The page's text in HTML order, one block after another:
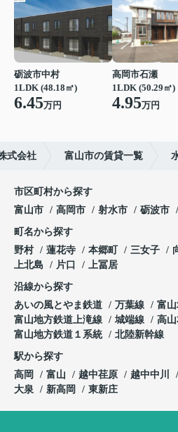
砺波市中村
1LDK (48.18㎡)
6.45万円
高岡市石瀬
1LDK (50.29㎡)
4.95万円
式会社 富山市の賃貸一覧
市区町村から探す
富山市
高岡市 射水市 砺波市
町名から探す
野村
蓮花寺 本郷町 三女子
上北島
片口 上冨居
沿線から探す
あいの風とやま鉄道
万葉線 富
富山地方鉄道上滝線
城端線 高
富山地方鉄道１系統
北陸新幹線
駅から探す
高岡
富山 越中荏原 越中中川
大泉
新高岡 東新庄